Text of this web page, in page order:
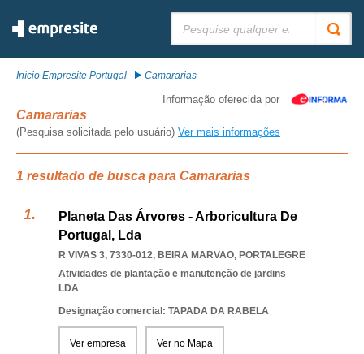
Início Empresite Portugal Camararias
Informação oferecida por
Camararias
(Pesquisa solicitada pelo usuário) Ver mais informações
1 resultado de busca para Camararias
Planeta Das Árvores - Arboricultura De
Portugal, Lda
R VIVAS 3, 7330-012, BEIRA MARVAO, PORTALEGRE
Atividades de plantação e manutenção de jardins
LDA
Designação comercial: TAPADA DA RABELA
Ver empresa Ver no Mapa